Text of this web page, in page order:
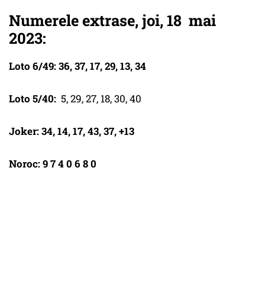
Numerele extrase, joi, 18 mai
2023:
Loto 6/49: 36, 37, 17, 29, 13, 34
Loto 5/40: 5, 29, 27, 18, 30, 40
Joker: 34, 14, 17, 43, 37, +13
Noroc: 9 7 4 0 6 8 0